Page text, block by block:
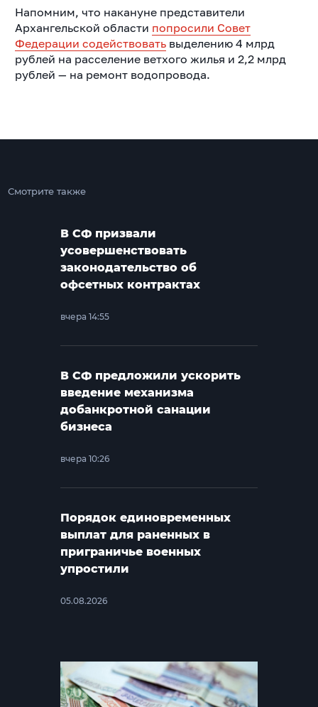
Напомним, что накануне представители
Архангельской области попросили Совет
Федерации содействоватьвыделению 4 млрд
рублей на расселение ветхого жилья и 2,2 млрд
рублей — на ремонт водопровода.
Смотрите также
В СФ призвали
усовершенствовать
законодательство об
офсетных контрактах
вчера 14:55
В СФ предложили ускорить
введение механизма
добанкротной санации
бизнеса
вчера 10:26
Порядок единовременных
выплат для раненных в
приграничье военных
упростили
05.08.2026